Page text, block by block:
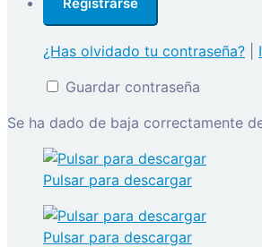
¿Has olvidado tu contraseña?
Guardar contraseña
Se ha dado de baja correctamente
Pulsar para descargar
Pulsar para descargar